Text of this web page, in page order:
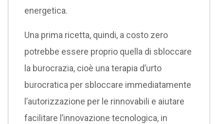
energetica.
Una prima ricetta, quindi, a costo zero
potrebbe essere proprio quella di sbloccare
la burocrazia, cioè una terapia d’urto
burocratica per sbloccare immediatamente
l’autorizzazione per le rinnovabili e aiutare
facilitare l’innovazione tecnologica, in